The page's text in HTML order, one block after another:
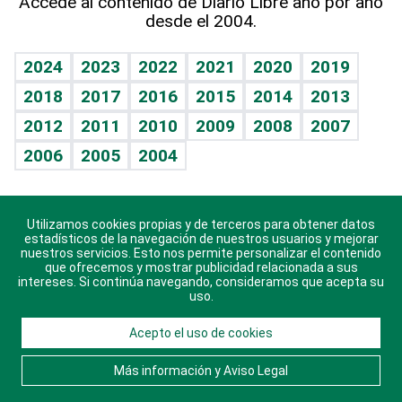
Vida y familia
Eñe
Celebrando la vida
Sin complejos
En pocas palabras
Escuchando al corazón
Economía Personal
TBT Deportivo
Guía del dinero
Horóscopos
Crucigramas
desde el 2004.
2024 2023 2022 2021 2020
2019
2018
2017 2016 2015 2014
2013
2012
2011 2010 2009 2008
2007
2006
2005 2004
Descarga nuestras aplicaciones para Android, iOS y
sistema Huawei.
© 2021 Diario Libre, todos los derechos reservados.
Consulta elAviso Legal. Ponte en Contacto
nosotros y conoce más sobre Diario Libre
Utilizamos cookies propias y de terceros para obtener datos
estadísticos de la navegación de nuestros usuarios y mejorar
nuestros servicios. Esto nos permite personalizar el contenido
que ofrecemos y mostrar publicidad relacionada a sus
intereses. Si continúa navegando, consideramos que acepta su
uso.
Acepto el uso de cookies
Más información y Aviso Legal